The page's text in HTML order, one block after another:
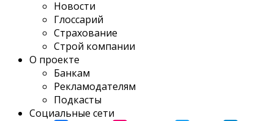
Новости
Глоссарий
Страхование
Строй компании
О проекте
Банкам
Рекламодателям
Подкасты
Социальные сети